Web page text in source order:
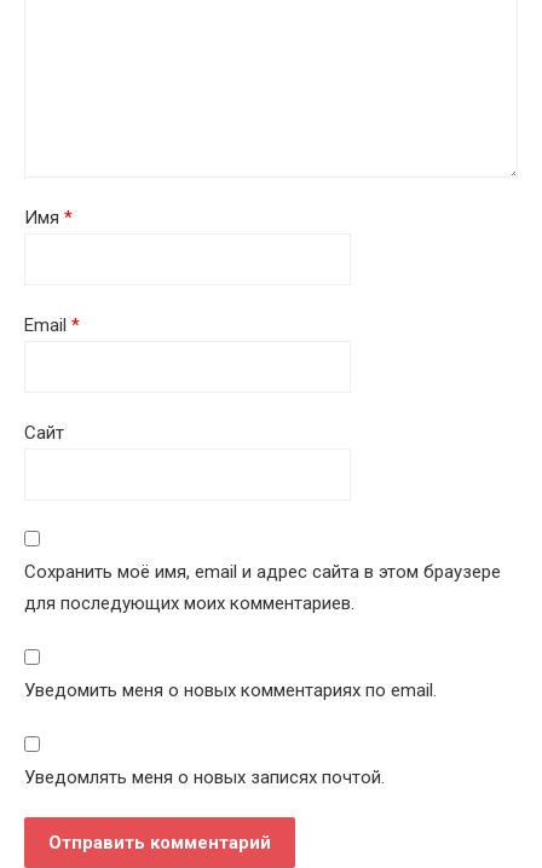
Имя *
Email *
Сайт
Сохранить моё имя, email и адрес сайта в этом браузере
для последующих моих комментариев.
Уведомить меня о новых комментариях по email.
Уведомлять меня о новых записях почтой.